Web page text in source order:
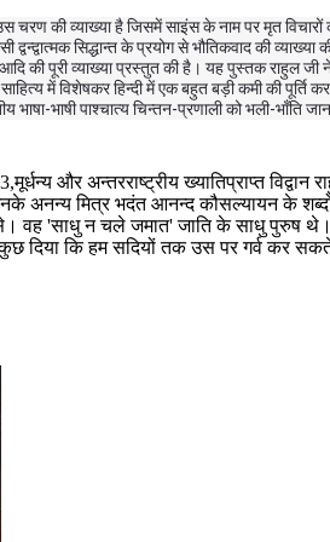
की व्याख्या है जिसमें साइंस के नाम पर मृत विचारों
द्वन्द्वात्मक सिद्धान्त के प्रयोग से भौतिकवाद की
की पूरी व्याख्या प्रस्तुत की है। यह पुस्तक राहुल
में विशेषकर हिन्दी में एक बहुत बड़ी कमी की पूर्ति
भाषी पाश्चात्य चिन्तन-प्रणाली को भली-भाँति
और अन्तरराष्ट्रीय ख्यातिप्राप्त
अनन्य मित्र भदंत आनन्द कौसल्यायन के शब्दों
'साधु न चले जमात' जाति के साधु पुरुष
दिया कि हम सदियों तक उस पर गर्व कर